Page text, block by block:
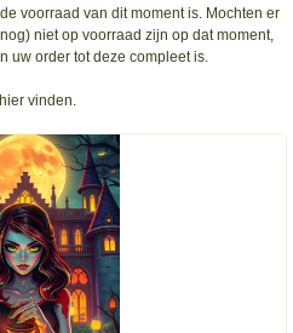
voorraad van dit moment is. Mochten er
niet op voorraad zijn op dat moment,
uw order tot deze compleet is.
vinden.